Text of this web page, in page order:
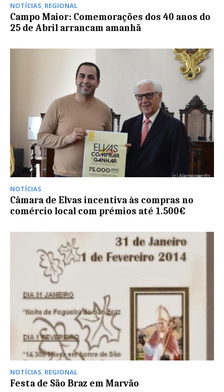
NOTÍCIAS, REGIONAL
Campo Maior: Comemorações dos 40 anos do
25 de Abril arrancam amanhã
NOTÍCIAS
Câmara de Elvas incentiva às compras no
comércio local com prémios até 1.500€
NOTÍCIAS, REGIONAL
Festa de São Braz em Marvão